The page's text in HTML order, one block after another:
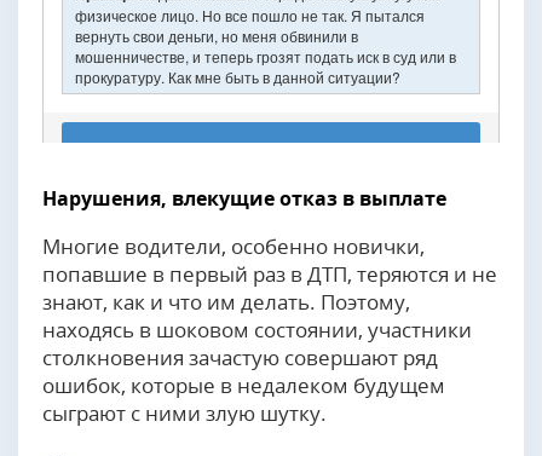
Нарушения, влекущие отказ в выплате
Многие водители, особенно новички,
попавшие в первый раз в ДТП, теряются и не
знают, как и что им делать. Поэтому,
находясь в шоковом состоянии, участники
столкновения зачастую совершают ряд
ошибок, которые в недалеком будущем
сыграют с ними злую шутку.